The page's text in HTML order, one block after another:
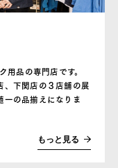
品の専門店です。
、下関店の３店舗の展
一の品揃えになりま
もっと見る